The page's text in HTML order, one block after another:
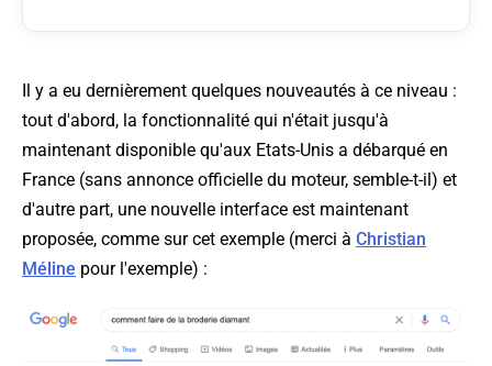
Il y a eu dernièrement quelques nouveautés à ce niveau :
tout d'abord, la fonctionnalité qui n'était jusqu'à
maintenant disponible qu'aux Etats-Unis a débarqué en
France (sans annonce officielle du moteur, semble-t-il) et
d'autre part, une nouvelle interface est maintenant
proposée, comme sur cet exemple (merci à Christian
Méline pour l'exemple) :